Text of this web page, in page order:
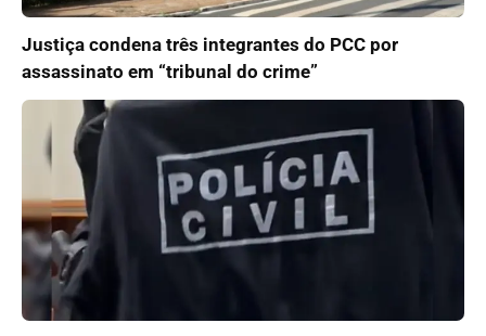
Justiça condena três integrantes do PCC por
assassinato em “tribunal do crime”